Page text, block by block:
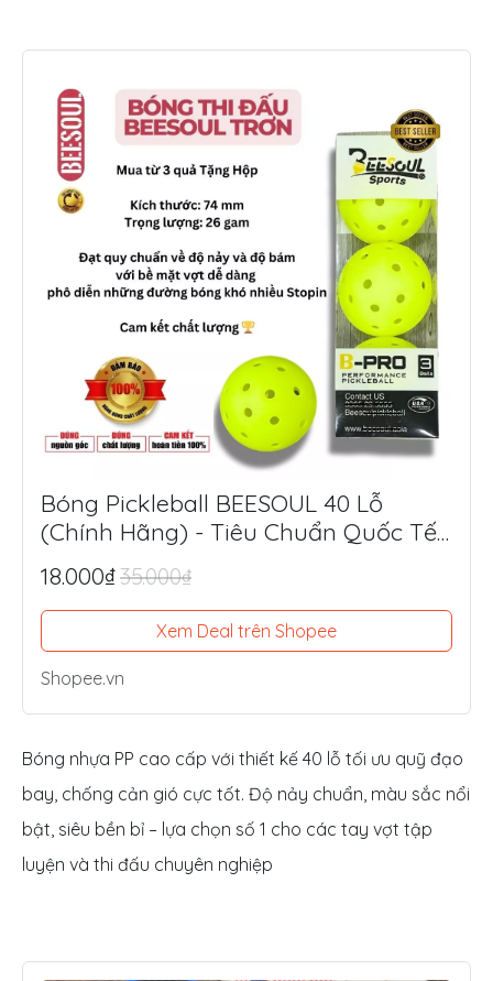
Bóng Pickleball BEESOUL 40 Lỗ
(Chính Hãng) - Tiêu Chuẩn Quốc Tế,
Chuyên Thi Đấu & Tập Luyện Ngoài
Trời
18.000₫35.000₫
Xem Deal trên Shopee
Shopee.vn
Bóng nhựa PP cao cấp với thiết kế 40 lỗ tối ưu quỹ đạo
bay, chống cản gió cực tốt. Độ nảy chuẩn, màu sắc nổi
bật, siêu bền bỉ – lựa chọn số 1 cho các tay vợt tập
luyện và thi đấu chuyên nghiệp